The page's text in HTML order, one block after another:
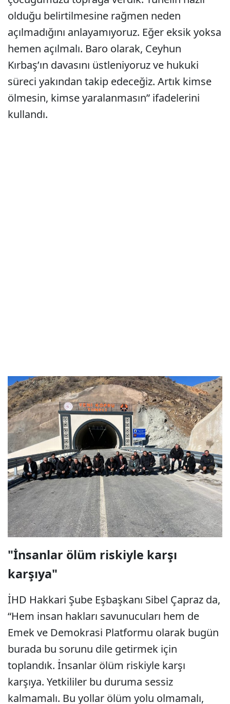
olduğu belirtilmesine rağmen neden
açılmadığını anlayamıyoruz. Eğer eksik yoksa
hemen açılmalı. Baro olarak, Ceyhun
Kırbaş’ın davasını üstleniyoruz ve hukuki
süreci yakından takip edeceğiz. Artık kimse
ölmesin, kimse yaralanmasın” ifadelerini
kullandı.
"İnsanlar ölüm riskiyle karşı
karşıya"
İHD Hakkari Şube Eşbaşkanı Sibel Çapraz da,
“Hem insan hakları savunucuları hem de
Emek ve Demokrasi Platformu olarak bugün
burada bu sorunu dile getirmek için
toplandık. İnsanlar ölüm riskiyle karşı
karşıya. Yetkililer bu duruma sessiz
kalmamalı. Bu yollar ölüm yolu olmamalı,